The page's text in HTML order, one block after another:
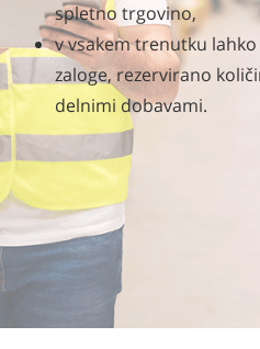
spletno trgovino,
v vsakem trenutku
zaloge, rezervirano
delnimi dobavami.